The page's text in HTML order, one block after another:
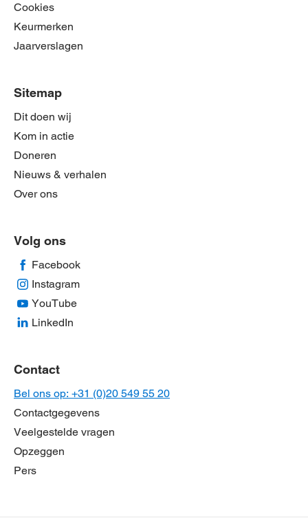
Cookies
Keurmerken
Jaarverslagen
Sitemap
Dit doen wij
Kom in actie
Doneren
Nieuws & verhalen
Over ons
Volg ons
Facebook
Instagram
YouTube
LinkedIn
Contact
Bel ons op: +31 (0)20 549 55 20
Contactgegevens
Veelgestelde vragen
Opzeggen
Pers